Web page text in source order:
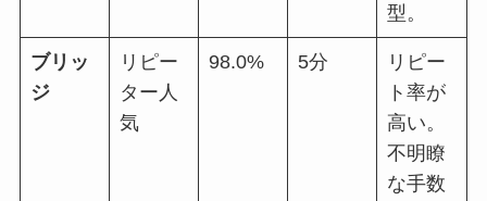
型。
ブリッ
ジ
リピー
ター人
気
98.0% 5分
リピー
ト率が
高い。
不明瞭
な手数